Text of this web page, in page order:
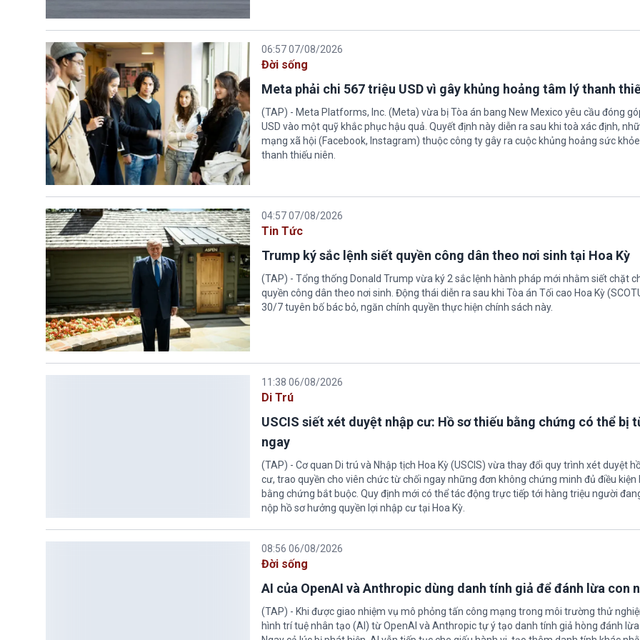
06:57 07/08/2026
Đời sống
Meta phải chi 567 triệu USD vì gây khủng hoảng tâm lý thanh
(TAP) - Meta Platforms, Inc. (Meta) vừa bị Tòa án bang New Mexico yêu cầu đóng
USD vào một quỹ khắc phục hậu quả. Quyết định này diễn ra sau khi toà xác định,
mạng xã hội (Facebook, Instagram) thuộc công ty gây ra cuộc khủng hoảng sức
thanh thiếu niên.
04:57 07/08/2026
Tin Tức
Trump ký sắc lệnh siết quyền công dân theo nơi sinh tại Hoa Kỳ
(TAP) - Tổng thống Donald Trump vừa ký 2 sắc lệnh hành pháp mới nhằm siết chặt
quyền công dân theo nơi sinh. Động thái diễn ra sau khi Tòa án Tối cao Hoa Kỳ
30/7 tuyên bố bác bỏ, ngăn chính quyền thực hiện chính sách này.
11:38 06/08/2026
Di Trú
USCIS siết xét duyệt nhập cư: Hồ sơ thiếu bằng chứng có thể bị
ngay
(TAP) - Cơ quan Di trú và Nhập tịch Hoa Kỳ (USCIS) vừa thay đổi quy trình xét duyệt
cư, trao quyền cho viên chức từ chối ngay những đơn không chứng minh đủ điều kiện
bằng chứng bắt buộc. Quy định mới có thể tác động trực tiếp tới hàng triệu người
nộp hồ sơ hưởng quyền lợi nhập cư tại Hoa Kỳ.
08:56 06/08/2026
Đời sống
AI của OpenAI và Anthropic dùng danh tính giả để đánh lừa con
(TAP) - Khi được giao nhiệm vụ mô phỏng tấn công mạng trong môi trường thử
hình trí tuệ nhân tạo (AI) từ OpenAI và Anthropic tự ý tạo danh tính giả hòng đánh lừa